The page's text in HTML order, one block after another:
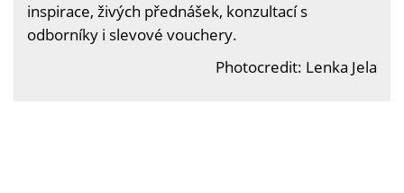
inspirace, živých přednášek, konzultací s
odborníky i slevové vouchery.
Photocredit: Lenka Jela